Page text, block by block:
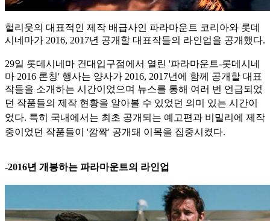
헐리웃의 대표적인 제작 배급사인 파라마운트 코리아와 롯데
시네마가 2016, 2017년 공개할 대표작들의 라인업을 공개했다.
29일 롯데시네마 건대입구점에서 열린 '파라마운트-롯데시네
마 2016 론칭' 행사는 양사가 2016, 2017년에 함께 공개할 대표
작들을 소개하는 시간이었으며 뉴스를 통해 여러 번 언급되었
던 작품들의 제작 현황을 알아볼 수 있었던 의미 있는 시간이
었다. 특히 국내에서는 최초 공개되는 예고편과 비밀리에 제작
중이었던 작품들이 '깜짝' 공개돼 이목을 집중시켰다.
-2016년 개봉하는 파라마운트의 라인업